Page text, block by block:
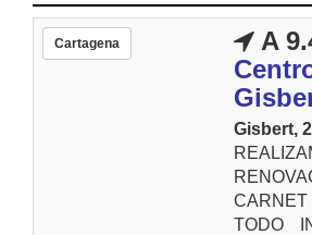
Cartagena
A
Gisbert,
TODO